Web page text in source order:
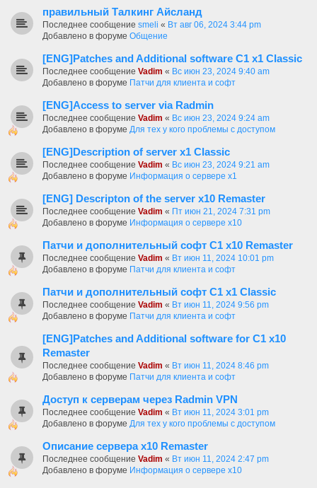
правильный Талкинг Айсланд
Последнее сообщение smeli « Вт авг 06, 2024 3:44 pm
Добавлено в форуме Общение
[ENG]Patches and Additional software C1 x1 Classic
Последнее сообщение Vadim « Вс июн 23, 2024 9:40 am
Добавлено в форуме Патчи для клиента и софт
[ENG]Access to server via Radmin
Последнее сообщение Vadim « Вс июн 23, 2024 9:24 am
Добавлено в форуме Для тех у кого проблемы с доступом
[ENG]Description of server x1 Classic
Последнее сообщение Vadim « Вс июн 23, 2024 9:21 am
Добавлено в форуме Информация о сервере x1
[ENG] Descripton of the server x10 Remaster
Последнее сообщение Vadim « Пт июн 21, 2024 7:31 pm
Добавлено в форуме Информация о сервере x10
Патчи и дополнительный софт C1 х10 Remaster
Последнее сообщение Vadim « Вт июн 11, 2024 10:01 pm
Добавлено в форуме Патчи для клиента и софт
Патчи и дополнительный софт C1 x1 Classic
Последнее сообщение Vadim « Вт июн 11, 2024 9:56 pm
Добавлено в форуме Патчи для клиента и софт
[ENG]Patches and Additional software for C1 x10
Remaster
Последнее сообщение Vadim « Вт июн 11, 2024 8:46 pm
Добавлено в форуме Патчи для клиента и софт
Доступ к серверам через Radmin VPN
Последнее сообщение Vadim « Вт июн 11, 2024 3:01 pm
Добавлено в форуме Для тех у кого проблемы с доступом
Описание сервера х10 Remaster
Последнее сообщение Vadim « Вт июн 11, 2024 2:47 pm
Добавлено в форуме Информация о сервере x10